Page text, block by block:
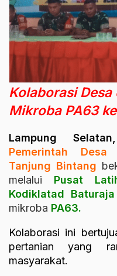
Kolaborasi
Mikroba PA63
Lampung
Pemerintah Desa
Tanjung Bintang
melalui Pusat
Kodiklatad Baturaja
mikroba PA63.
Kolaborasi ini
pertanian yang
masyarakat.